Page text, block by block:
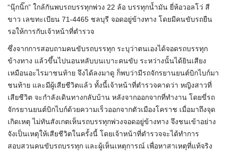
“นุ๊กนิ๊ก” ใกล้กันพบรถบรรทุกพ่วง 22 ล้อ บรรทุกน้ำมัน ยี่ห้อวอลโว่ สี
ขาว เลขทะเบียน 71-4465 ชลบุรี จอดอยู่ข้างทาง โดยมีคนขับรถยืน
รอให้การกับเจ้าหน้าที่ตำรวจ
ซึ่งจากการสอบถามคนขับรถบรรทุก ระบุว่าตนเองได้จอดรถบรรทุก
ข้างทาง แล้วขึ้นไปนอนหลับบนเบาะคนขับ ระหว่างนั้นได้ยินเสียง
เหมือนอะไรมาชนท้าย จึงได้ลงมาดู ก็พบว่ามีรถจักรยานยนต์บิกไบก์มา
ชนท้าย และมีผู้เสียชีวิตแล้ว ทั้งนี้เจ้าหน้าที่ตำรวจคาดว่า หญิงสาวที่
เสียชีวิต จะกำลังเดินทางกลับบ้าน หลังจากออกจากที่ทำงาน โดยขี่รถ
จักรยานยนต์บิกไบก์ด้วยความเร็วออกจากตัวเมืองโคราช เมื่อมาถึงจุด
เกิดเหตุ ไม่ทันสังเกตเห็นรถบรรทุกพ่วงจอดอยู่ข้างทาง จึงชนเข้าอย่าง
จังเป็นเหตุให้เสียชีวิตในครั้งนี้ โดยเจ้าหน้าที่ตำรวจจะได้ทำการ
สอบสวนคนขับรถบรรทุก และผู้เห็นเหตุการณ์ เพื่อหาสาเหตุที่แท้จริง